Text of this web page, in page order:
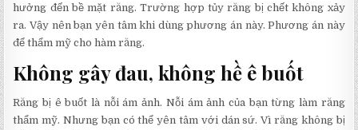
hưởng đến bề mặt răng. Trường hợp tủy răng bị chết không xảy
ra. Vậy nên bạn yên tâm khi dùng phương án này. Phương án này
để thẩm mỹ cho hàm răng.
Không gây đau, không hề ê buốt
Răng bị ê buốt là nỗi ám ảnh. Nỗi ám ảnh của bạn từng làm răng
thẩm mỹ. Nhưng bạn có thể yên tâm với dán sứ. Vì răng không bị